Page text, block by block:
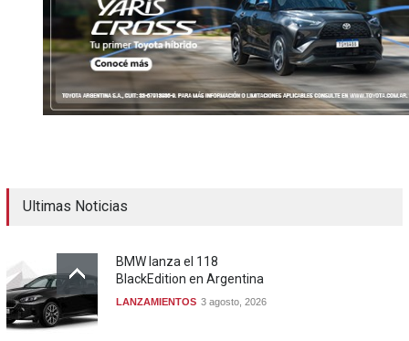
Ultimas Noticias
BMW lanza el 118
BlackEdition en Argentina
LANZAMIENTOS 3 agosto, 2026